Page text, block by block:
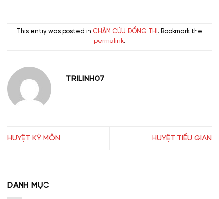
This entry was posted in CHÂM CỨU ĐỔNG THỊ . Bookmark the
permalink.
TRILINH07
HUYỆT KỲ MÔN HUYỆT TIỂU GIAN
DANH MỤC